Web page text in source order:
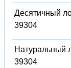
Десятичный
39304
Натуральный
39304